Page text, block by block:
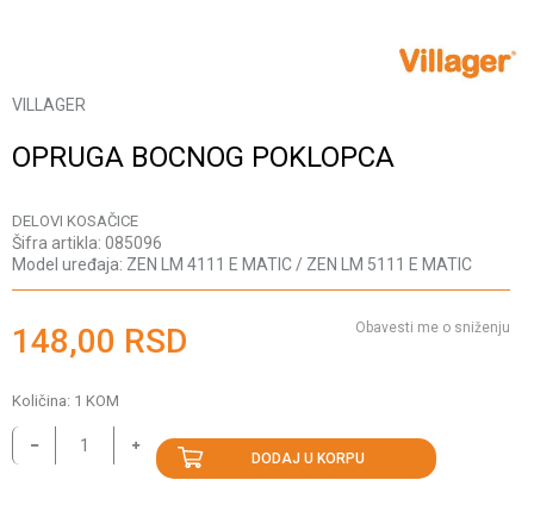
VILLAGER
OPRUGA BOCNOG POKLOPCA
DELOVI KOSAČICE
Šifra artikla: 085096
Model uređaja: ZEN LM 4111 E MATIC / ZEN LM 5111 E MATIC
148,00 RSD Obavesti me o sniženju
Količina: 1 KOM
DODAJ U KORPU